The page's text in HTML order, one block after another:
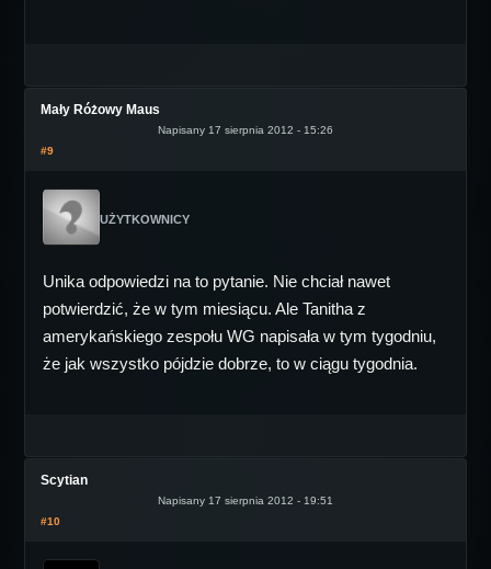
Mały Różowy Maus
Napisany 17 sierpnia 2012 - 15:26
#9
UŻYTKOWNICY
Unika odpowiedzi na to pytanie. Nie chciał nawet
potwierdzić, że w tym miesiącu. Ale Tanitha z
amerykańskiego zespołu WG napisała w tym tygodniu,
że jak wszystko pójdzie dobrze, to w ciągu tygodnia.
Scytian
Napisany 17 sierpnia 2012 - 19:51
#10